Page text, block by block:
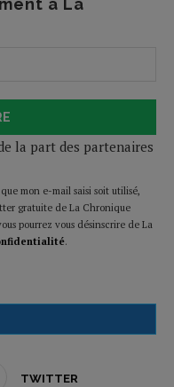
à La
la part des partenaires
mon e-mail saisi soit utilisé,
gratuite de La Chronique
pourrez vous désinscrire de La
.
TWITTER